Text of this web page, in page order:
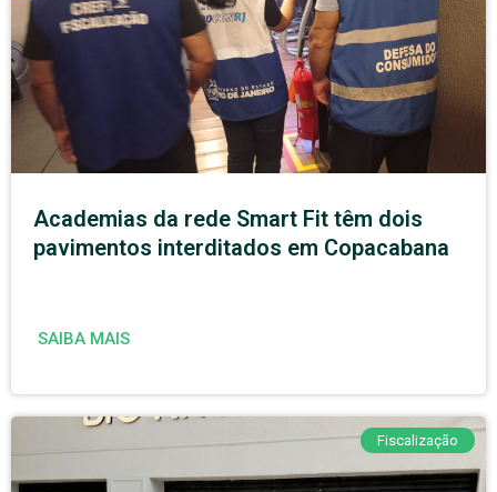
Academias da rede Smart Fit têm dois
pavimentos interditados em Copacabana
SAIBA MAIS
Fiscalização